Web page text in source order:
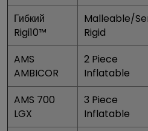
Гибкий
Rigi10™
Malleable/
Rigid
AMS
AMBICOR
2 Piece
Inflatable
AMS 700
LGX
3 Piece
Inflatable